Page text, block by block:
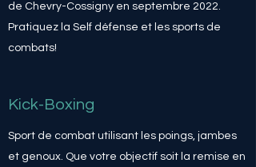
de Chevry-Cossigny en septembre 2022.
Pratiquez la Self défense et les sports de
combats!
Kick-Boxing
Sport de combat utilisant les poings, jambes
et genoux. Que votre objectif soit la remise en